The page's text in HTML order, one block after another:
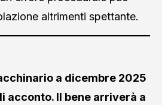
altrimenti spettante.
a dicembre 2025
acconto. Il bene arriverà a